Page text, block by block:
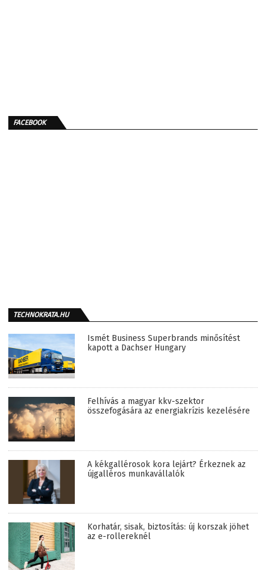
FACEBOOK
TECHNOKRATA.HU
Ismét Business Superbrands minősítést
kapott a Dachser Hungary
Felhívás a magyar kkv-szektor
összefogására az energiakrízis kezelésére
A kékgallérosok kora lejárt? Érkeznek az
újgalléros munkavállalók
Korhatár, sisak, biztosítás: új korszak jöhet
az e-rollereknél